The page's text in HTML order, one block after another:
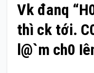
Vk đanq
thì ck tới.
l@`m ch0